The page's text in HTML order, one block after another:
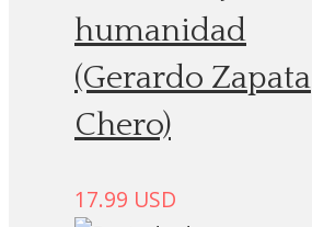
humanidad
(Gerardo Zapata
Chero)
17.99 USD